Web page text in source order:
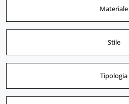
Materiale
Stile
Tipologia